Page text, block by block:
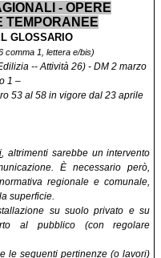
- OPERE
TEMPORANEE
GLOSSARIO
comma 1, lettera e/bis)
-- Attività 26) - DM 2 marzo
1 –
53 al 58 in vigore dal 23 aprile
, altrimenti sarebbe un intervento
È necessario però,
regionale e comunale,
superficie.
su suolo privato e su
al pubblico (con regolare
le seguenti pertinenze (o lavori)